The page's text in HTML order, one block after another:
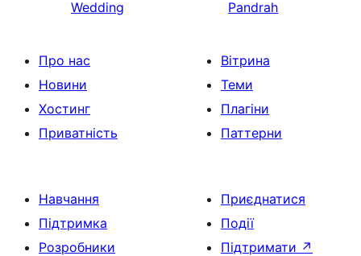
Wedding
Pandrah
Про нас
Новини
Хостинг
Приватність
Вітрина
Теми
Плагіни
Паттерни
Навчання
Підтримка
Розробники
Приєднатися
Події
Підтримати ↗